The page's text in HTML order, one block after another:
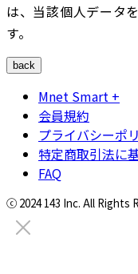
は、当該個人データ
す。
back
Mnet Smart +
会員規約
プライバシーポ
特定商取引法に
FAQ
ⓒ 2024 143 Inc. All Rights